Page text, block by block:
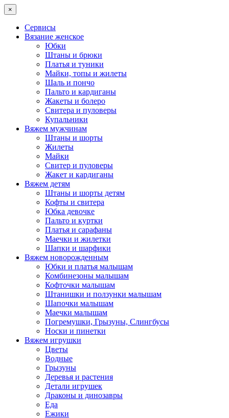
×
Сервисы
Вязание женское
Юбки
Штаны и брюки
Платья и туники
Майки, топы и жилеты
Шаль и пончо
Пальто и кардиганы
Жакеты и болеро
Свитера и пуловеры
Купальники
Вяжем мужчинам
Штаны и шорты
Жилеты
Майки
Свитер и пуловеры
Жакет и кардиганы
Вяжем детям
Штаны и шорты детям
Кофты и свитера
Юбка девочке
Пальто и куртки
Платья и сарафаны
Маечки и жилетки
Шапки и шарфики
Вяжем новорожденным
Юбки и платья малышам
Комбинезоны малышам
Кофточки малышам
Штанишки и ползунки малышам
Шапочки малышам
Маечки малышам
Погремушки, Грызуны, Слингбусы
Носки и пинетки
Вяжем игрушки
Цветы
Водные
Грызуны
Деревья и растения
Детали игрушек
Драконы и динозавры
Еда
Ежики